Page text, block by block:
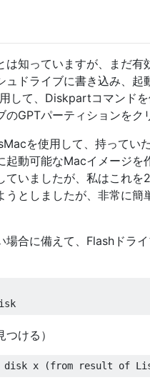
は知っていますが、まだ
ュドライブに書き込み、
して、Diskpartコマンド
のGPTパーティションをク
を使用して、持ってい
起動可能なMacイメージ
ていましたが、私はこれ
うとしましたが、非常に
場合に備えて、Flashドラ
つける）